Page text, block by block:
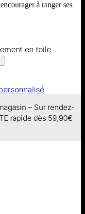
à ranger ses
en toile
– Sur rendez-
rapide dès 59,90€